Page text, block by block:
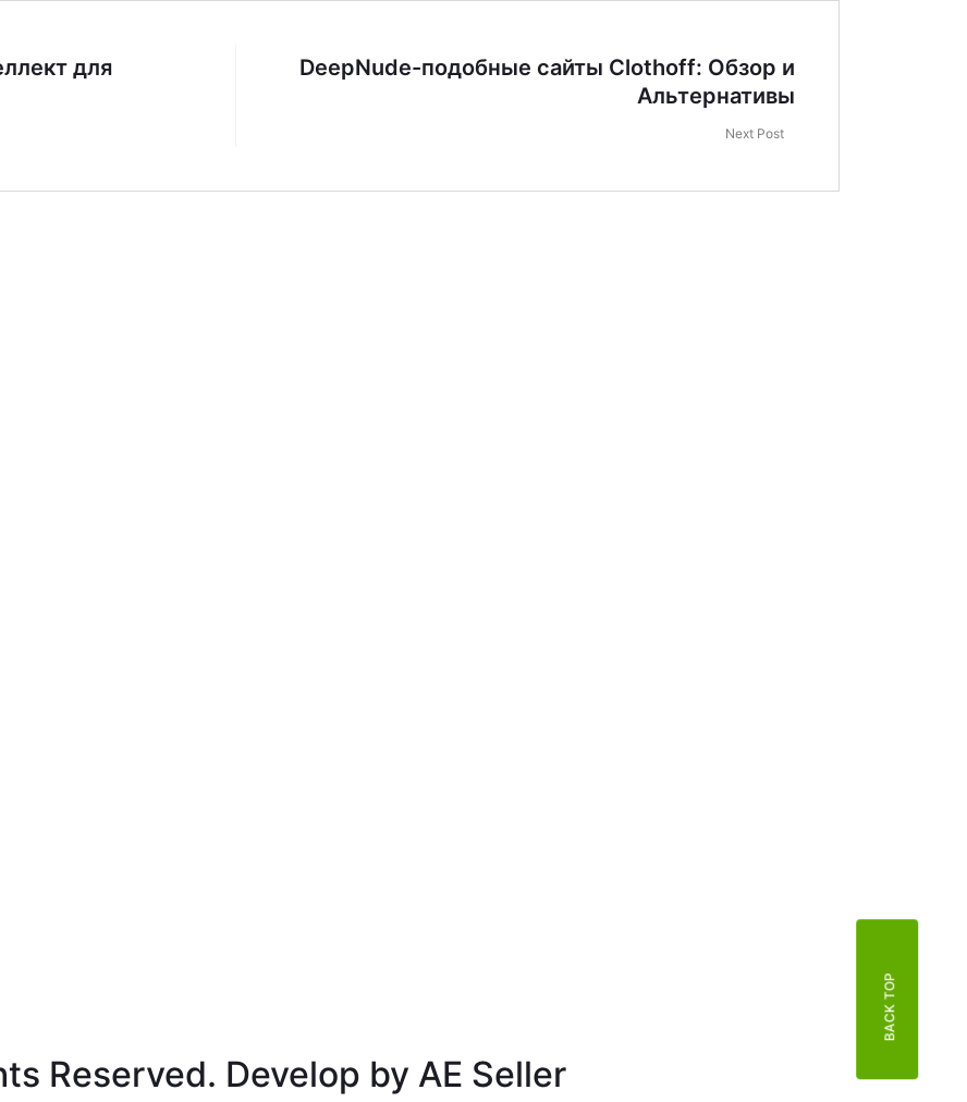
для
DeepNude-подобные сайты Clothoff: Обзор и
Альтернативы
Next Post
BACK TOP
Reserved. Develop by AE Seller